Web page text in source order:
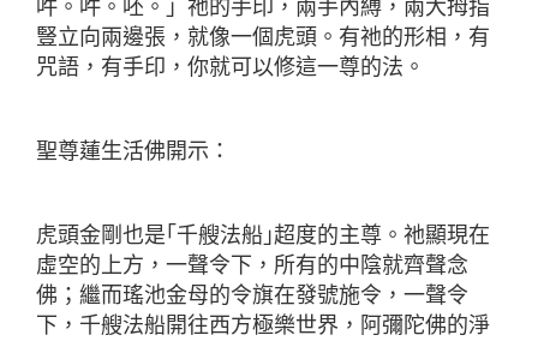
吽。吽。呸。」祂的手印，兩手內縛，兩大拇指
豎立向兩邊張，就像一個虎頭。有祂的形相，有
咒語，有手印，你就可以修這一尊的法。
聖尊蓮生活佛開示：
虎頭金剛也是｢千艘法船｣超度的主尊。祂顯現在
虛空的上方，一聲令下，所有的中陰就齊聲念
佛；繼而瑤池金母的令旗在發號施令，一聲令
下，千艘法船開往西方極樂世界，阿彌陀佛的淨